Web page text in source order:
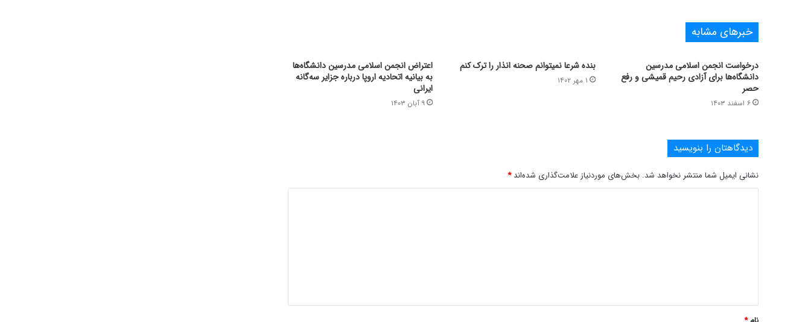
خبرهای مشابه
درخواست انجمن اسلامی مدرسین
دانشگاه‌ها برای آزادی رحیم قمیشی و رفع
حصر
۶ اسفند ۱۴۰۳
بنده شرعا نمیتوانم صحنه انذار را ترک کنم
۱ مهر ۱۴۰۲
اعتراض انجمن اسلامی مدرسین دانشگاه‌ها
به بیانیه اتحادیه اروپا درباره جزایر سه‌گانه
ایرانی
۹ آبان ۱۴۰۳
دیدگاهتان را بنویسید
نشانی ایمیل شما منتشر نخواهد شد. بخش‌های موردنیاز علامت‌گذاری شده‌اند*
*